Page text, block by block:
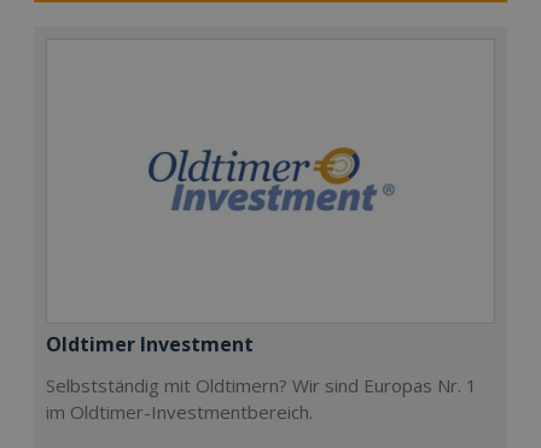
Oldtimer Investment
Selbstständig mit Oldtimern? Wir sind Europas Nr. 1
im Oldtimer-Investmentbereich.